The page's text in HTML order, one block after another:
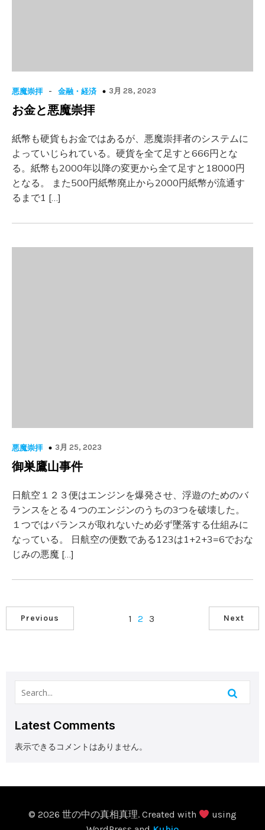
悪魔崇拝 - 金融・経済 3月 28, 2023
お金と悪魔崇拝
紙幣も硬貨もお金ではあるが、悪魔崇拝者のシステムに
よっていじられている。硬貨を全て足すと666円とな
る。紙幣も2000年以降の変更から全て足すと18000円
となる。 また500円紙幣廃止から2000円紙幣が流通す
るまで1 […]
悪魔崇拝 3月 25, 2023
御巣鷹山事件
日航空１２３便はエンジンを爆発させ、浮遊のためのバ
ランスをとる４つのエンジンのうちの3つを破壊した。
１つではバランスが取れないため必ず墜落する仕組みに
なっている。 日航空の便数である123は1+2+3=6でおな
じみの悪魔 […]
Previous 1 2 3 Next
Latest Comments
表示できるコメントはありません。
© 2026 世の中の真相真理. Created with
using